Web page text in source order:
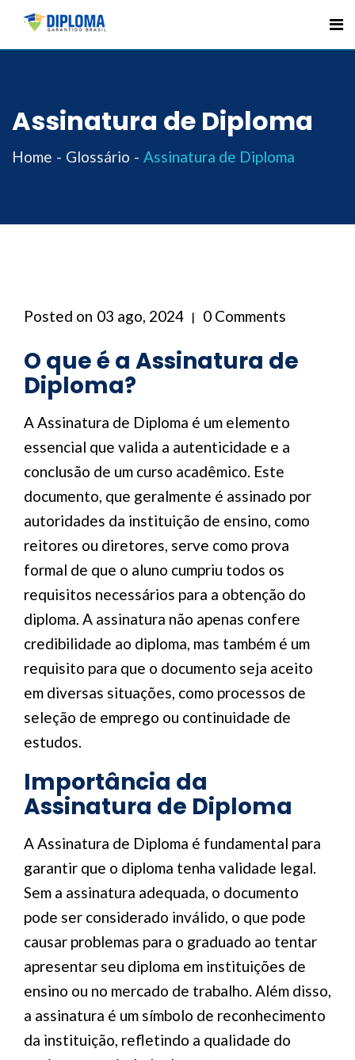
Skip
Assinatura de Diploma
Home Glossário Assinatura de Diploma
Posted on 03 ago, 2024 0 Comments
O que é a Assinatura de
Diploma?
A Assinatura de Diploma é um elemento
essencial que valida a autenticidade e a
conclusão de um curso acadêmico. Este
documento, que geralmente é assinado por
autoridades da instituição de ensino, como
reitores ou diretores, serve como prova
formal de que o aluno cumpriu todos os
requisitos necessários para a obtenção do
diploma. A assinatura não apenas confere
credibilidade ao diploma, mas também é um
requisito para que o documento seja aceito
em diversas situações, como processos de
seleção de emprego ou continuidade de
estudos.
Importância da
Assinatura de Diploma
A Assinatura de Diploma é fundamental para
garantir que o diploma tenha validade legal.
Sem a assinatura adequada, o documento
pode ser considerado inválido, o que pode
causar problemas para o graduado ao tentar
apresentar seu diploma em instituições de
ensino ou no mercado de trabalho. Além disso,
a assinatura é um símbolo de reconhecimento
da instituição, refletindo a qualidade do